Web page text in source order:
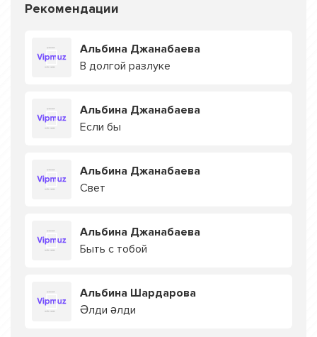
Рекомендации
Альбина Джанабаева
В долгой разлуке
Альбина Джанабаева
Если бы
Альбина Джанабаева
Свет
Альбина Джанабаева
Быть с тобой
Альбина Шардарова
Әлди әлди